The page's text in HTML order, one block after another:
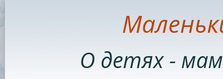
О детях -